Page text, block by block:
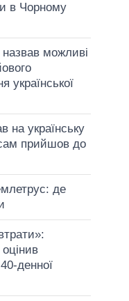
в Чорному
можливі
української
на українську
прийшов до
де
денної